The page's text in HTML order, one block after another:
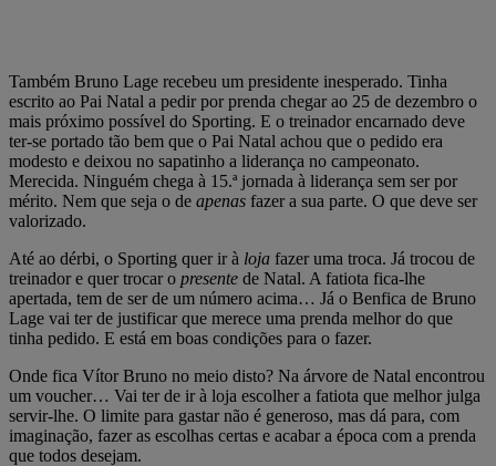
Também Bruno Lage recebeu um presidente inesperado. Tinha
escrito ao Pai Natal a pedir por prenda chegar ao 25 de dezembro o
mais próximo possível do Sporting. E o treinador encarnado deve
ter-se portado tão bem que o Pai Natal achou que o pedido era
modesto e deixou no sapatinho a liderança no campeonato.
Merecida. Ninguém chega à 15.ª jornada à liderança sem ser por
mérito. Nem que seja o de apenas fazer a sua parte. O que deve ser
valorizado.
Até ao dérbi, o Sporting quer ir à loja fazer uma troca. Já trocou de
treinador e quer trocar o presente de Natal. A fatiota fica-lhe
apertada, tem de ser de um número acima… Já o Benfica de Bruno
Lage vai ter de justificar que merece uma prenda melhor do que
tinha pedido. E está em boas condições para o fazer.
Onde fica Vítor Bruno no meio disto? Na árvore de Natal encontrou
um voucher… Vai ter de ir à loja escolher a fatiota que melhor julga
servir-lhe. O limite para gastar não é generoso, mas dá para, com
imaginação, fazer as escolhas certas e acabar a época com a prenda
que todos desejam.